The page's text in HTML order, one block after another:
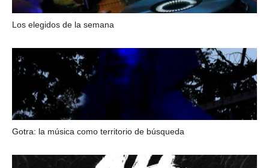
Los elegidos de la semana
Gotra: la música como territorio de búsqueda